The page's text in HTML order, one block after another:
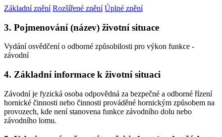
Základní znění Rozšířené znění Úplné znění
3. Pojmenování (název) životní situace
Vydání osvědčení o odborné způsobilosti pro výkon funkce -
závodní
4. Základní informace k životní situaci
Závodní je fyzická osoba odpovědná za bezpečné a odborné řízení
hornické činnosti nebo činnosti prováděné hornickým způsobem na
provozech, kde není stanovena funkce závodního dolu nebo
závodního lomu.